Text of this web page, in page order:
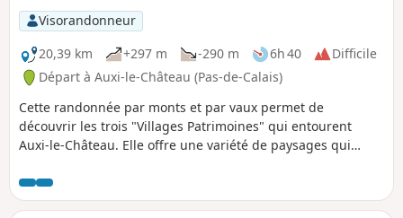
Visorandonneur
20,39 km
+297 m -290 m 6h 40
Difficile
Départ à Auxi-le-Château (Pas-de-Calais)
Cette randonnée par monts et par vaux permet de
découvrir les trois "Villages Patrimoines" qui entourent
Auxi-le-Château. Elle offre une variété de paysages qui
et au respect de la diversité.